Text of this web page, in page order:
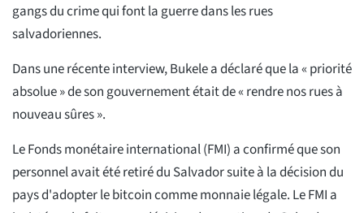
gangs du crime qui font la guerre dans les rues
salvadoriennes.
Dans une récente interview, Bukele a déclaré que la « priorité
absolue » de son gouvernement était de « rendre nos rues à
nouveau sûres ».
Le Fonds monétaire international (FMI) a confirmé que son
personnel avait été retiré du Salvador suite à la décision du
pays d'adopter le bitcoin comme monnaie légale. Le FMI a